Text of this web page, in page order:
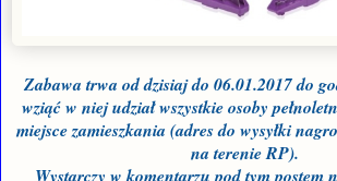
Zabawa trwa od dzisiaj do 06.01.2017do
wziąć w niej udział wszystkie osoby
miejsce zamieszkania (adres do wysyłki
na terenie RP).
Wystarczy w komentarzu pod tym postem